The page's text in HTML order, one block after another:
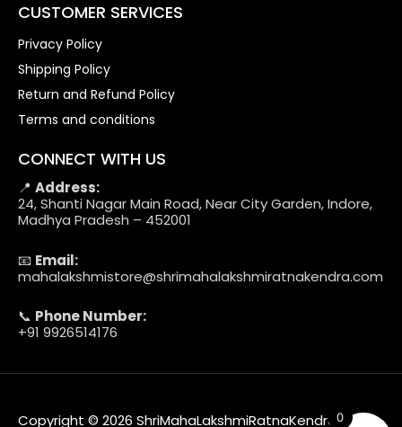
CUSTOMER SERVICES
Privacy Policy
Shipping Policy
Return and Refund Policy
Terms and conditions
CONNECT WITH US
📍 Address:
24, Shanti Nagar Main Road, Near City Garden, Indore,
Madhya Pradesh – 452001
📧 Email:
mahalakshmistore@shrimahalakshmiratnakendra.com
📞 Phone Number:
+91 9926514176
Copyright © 2026 ShriMahaLakshmiRatnaKendra 0